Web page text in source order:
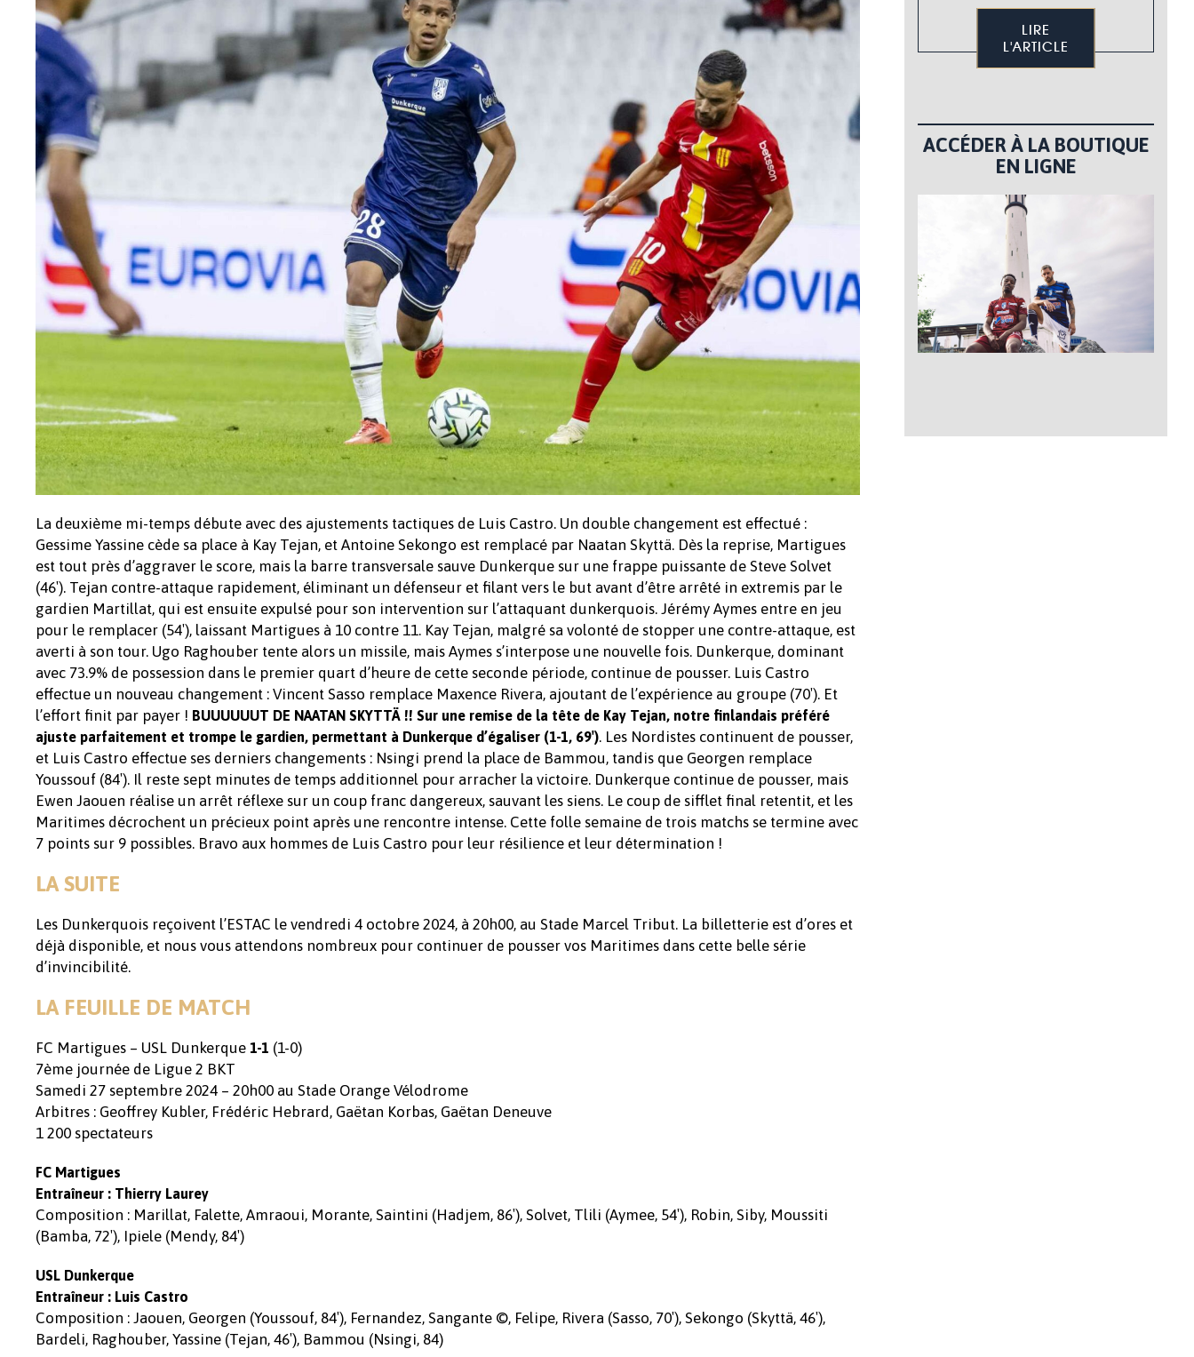
La deuxième mi-temps débute avec des ajustements tactiques de Luis Castro. Un double changement est effectué :
Gessime Yassine cède sa place à Kay Tejan, et Antoine Sekongo est remplacé par Naatan Skyttä. Dès la reprise, Martigues
est tout près d’aggraver le score, mais la barre transversale sauve Dunkerque sur une frappe puissante de Steve Solvet
(46′). Tejan contre-attaque rapidement, éliminant un défenseur et filant vers le but avant d’être arrêté in extremis par le
gardien Martillat, qui est ensuite expulsé pour son intervention sur l’attaquant dunkerquois. Jérémy Aymes entre en jeu
pour le remplacer (54′), laissant Martigues à 10 contre 11. Kay Tejan, malgré sa volonté de stopper une contre-attaque, est
averti à son tour. Ugo Raghouber tente alors un missile, mais Aymes s’interpose une nouvelle fois. Dunkerque, dominant
avec 73.9% de possession dans le premier quart d’heure de cette seconde période, continue de pousser. Luis Castro
effectue un nouveau changement : Vincent Sasso remplace Maxence Rivera, ajoutant de l’expérience au groupe (70′). Et
l’effort finit par payer ! BUUUUUUT DE NAATAN SKYTTÄ !! Sur une remise de la tête de Kay Tejan, notre finlandais préféré
ajuste parfaitement et trompe le gardien, permettant à Dunkerque d’égaliser (1-1, 69′). Les Nordistes continuent de pousser,
et Luis Castro effectue ses derniers changements : Nsingi prend la place de Bammou, tandis que Georgen remplace
Youssouf (84′). Il reste sept minutes de temps additionnel pour arracher la victoire. Dunkerque continue de pousser, mais
Ewen Jaouen réalise un arrêt réflexe sur un coup franc dangereux, sauvant les siens. Le coup de sifflet final retentit, et les
Maritimes décrochent un précieux point après une rencontre intense. Cette folle semaine de trois matchs se termine avec
7 points sur 9 possibles. Bravo aux hommes de Luis Castro pour leur résilience et leur détermination !
LA SUITE
Les Dunkerquois reçoivent l’ESTAC le vendredi 4 octobre 2024, à 20h00, au Stade Marcel Tribut. La billetterie est d’ores et
déjà disponible, et nous vous attendons nombreux pour continuer de pousser vos Maritimes dans cette belle série
d’invincibilité.
LA FEUILLE DE MATCH
FC Martigues – USL Dunkerque 1-1 (1-0)
7ème journée de Ligue 2 BKT
Samedi 27 septembre 2024 – 20h00 au Stade Orange Vélodrome
Arbitres : Geoffrey Kubler, Frédéric Hebrard, Gaëtan Korbas, Gaëtan Deneuve
1 200 spectateurs
FC Martigues
Entraîneur : Thierry Laurey
Composition : Marillat, Falette, Amraoui, Morante, Saintini (Hadjem, 86′), Solvet, Tlili (Aymee, 54′), Robin, Siby, Moussiti
(Bamba, 72′), Ipiele (Mendy, 84′)
USL Dunkerque
Entraîneur : Luis Castro
Composition : Jaouen, Georgen (Youssouf, 84′), Fernandez, Sangante ©, Felipe, Rivera (Sasso, 70′), Sekongo (Skyttä, 46′),
Bardeli, Raghouber, Yassine (Tejan, 46′), Bammou (Nsingi, 84)
LIRE
L'ARTICLE
ACCÉDER À LA BOUTIQUE
EN LIGNE